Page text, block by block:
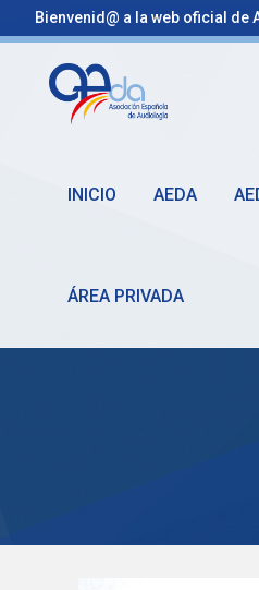
Bienvenid@ a la web oficial de
INICIO AEDA
ÁREA PRIVADA